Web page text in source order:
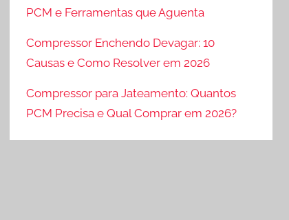
PCM e Ferramentas que Aguenta
Compressor Enchendo Devagar: 10
Causas e Como Resolver em 2026
Compressor para Jateamento: Quantos
PCM Precisa e Qual Comprar em 2026?